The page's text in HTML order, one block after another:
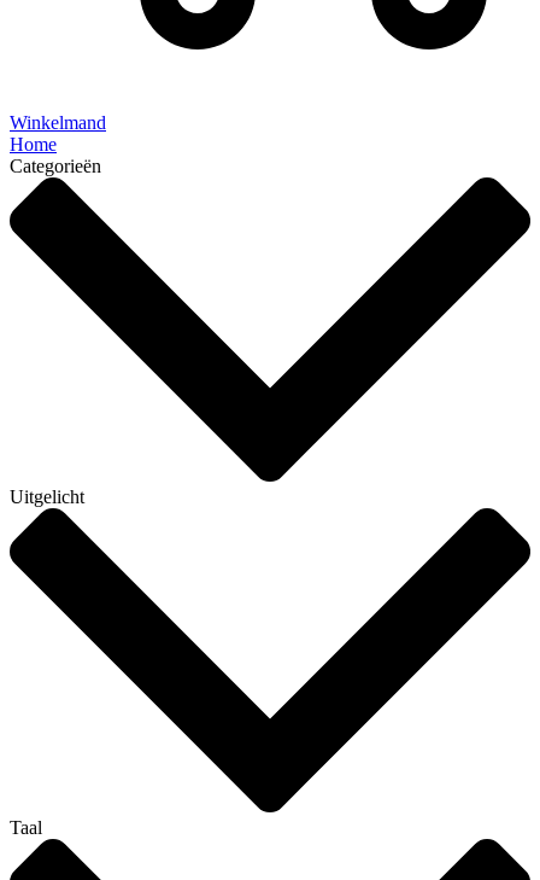
Winkelmand
Home
Categorieën
Uitgelicht
Taal